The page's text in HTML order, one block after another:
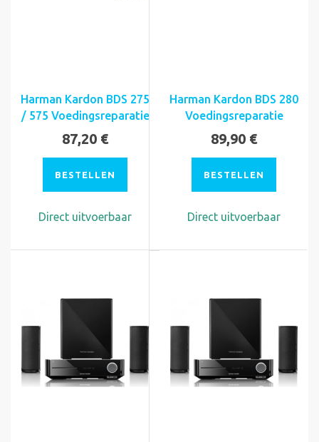
Harman Kardon BDS 275
/ 575 Voedingsreparatie
87,20 €
BESTELLEN
Direct uitvoerbaar
Harman Kardon BDS 280
Voedingsreparatie
89,90 €
BESTELLEN
Direct uitvoerbaar